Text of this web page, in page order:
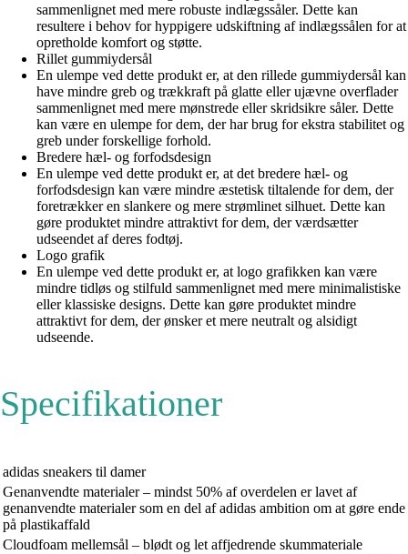
sammenlignet med mere robuste indlægssåler. Dette kan
resultere i behov for hyppigere udskiftning af indlægssålen for at
opretholde komfort og støtte.
Rillet gummiydersål
En ulempe ved dette produkt er, at den rillede gummiydersål kan
have mindre greb og trækkraft på glatte eller ujævne overflader
sammenlignet med mere mønstrede eller skridsikre såler. Dette
kan være en ulempe for dem, der har brug for ekstra stabilitet og
greb under forskellige forhold.
Bredere hæl- og forfodsdesign
En ulempe ved dette produkt er, at det bredere hæl- og
forfodsdesign kan være mindre æstetisk tiltalende for dem, der
foretrækker en slankere og mere strømlinet silhuet. Dette kan
gøre produktet mindre attraktivt for dem, der værdsætter
udseendet af deres fodtøj.
Logo grafik
En ulempe ved dette produkt er, at logo grafikken kan være
mindre tidløs og stilfuld sammenlignet med mere minimalistiske
eller klassiske designs. Dette kan gøre produktet mindre
attraktivt for dem, der ønsker et mere neutralt og alsidigt
udseende.
Specifikationer
adidas sneakers til damer
Genanvendte materialer – mindst 50% af overdelen er lavet af
genanvendte materialer som en del af adidas ambition om at gøre ende
på plastikaffald
Cloudfoam mellemsål – blødt og let affjedrende skummateriale